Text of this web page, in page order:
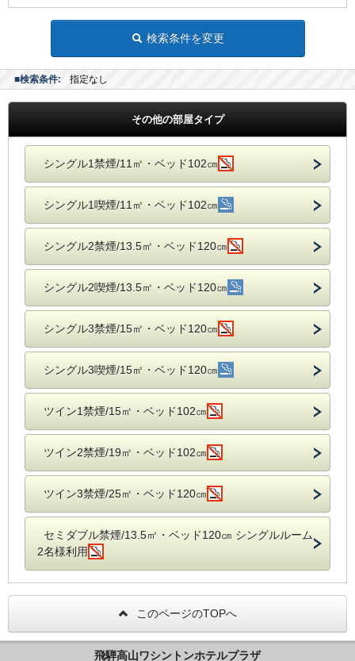
検索条件を変更
■検索条件: 指定なし
その他の部屋タイプ
シングル1禁煙/11㎡・ベッド102㎝
シングル1喫煙/11㎡・ベッド102㎝
シングル2禁煙/13.5㎡・ベッド120㎝
シングル2喫煙/13.5㎡・ベッド120㎝
シングル3禁煙/15㎡・ベッド120㎝
シングル3喫煙/15㎡・ベッド120㎝
ツイン1禁煙/15㎡・ベッド102㎝
ツイン2禁煙/19㎡・ベッド102㎝
ツイン3禁煙/25㎡・ベッド120㎝
セミダブル禁煙/13.5㎡・ベッド120㎝ シングルルーム
2名様利用
このページのTOPへ
飛騨高山ワシントンホテルプラザ